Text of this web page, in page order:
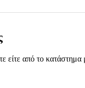
είτε από το